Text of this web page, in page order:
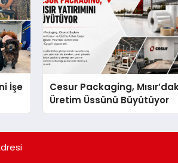
İşe
Cesur Packaging,
Üretim Üssünü Büyütüyor